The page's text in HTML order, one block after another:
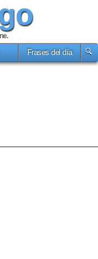
.
Frases del día